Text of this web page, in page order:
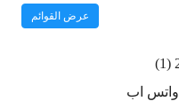
عرض القوائم
واتس اب